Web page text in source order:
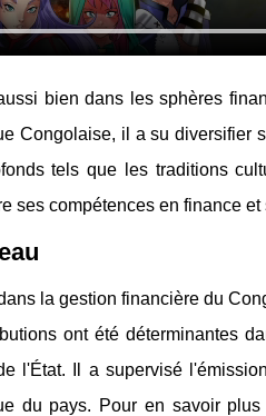
bien dans les sphères
Congolaise, il a su diversifier
tels que les traditions
ses compétences en finance
la gestion financière du
ont été déterminantes
l'État. Il a supervisé
du pays. Pour en savoir